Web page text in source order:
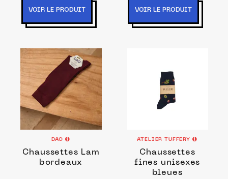
VOIR LE PRODUIT VOIR LE PRODUIT
DAO
Chaussettes Lam
bordeaux
ATELIER TUFFERY
Chaussettes
fines unisexes
bleues